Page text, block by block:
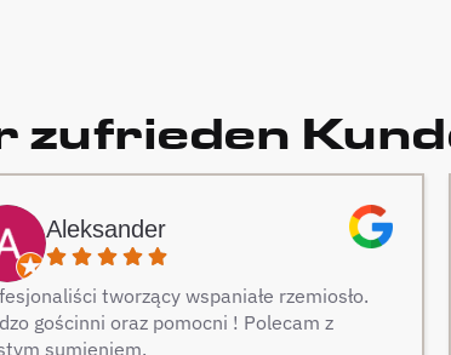
zufrieden
Aleksander
tworzący wspaniałe rzemiosło.
gościnni oraz pomocni ! Polecam z
sumieniem.